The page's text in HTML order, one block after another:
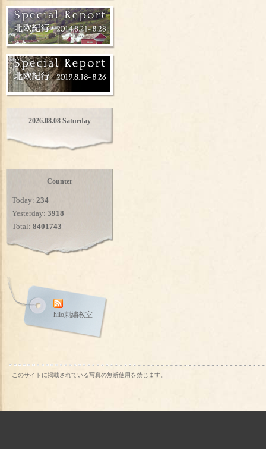
2026.08.08 Saturday
Counter
Today: 234
Yesterday: 3918
Total: 8401743
hilo刺繍教室
このサイトに掲載されている写真の無断使用を禁じます。